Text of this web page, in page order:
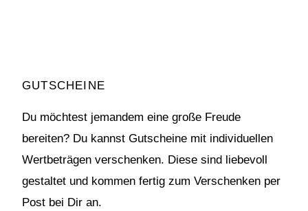
GUTSCHEINE
Du möchtest jemandem eine große Freude
bereiten? Du kannst Gutscheine mit individuellen
Wertbeträgen verschenken. Diese sind liebevoll
gestaltet und kommen fertig zum Verschenken per
Post bei Dir an.